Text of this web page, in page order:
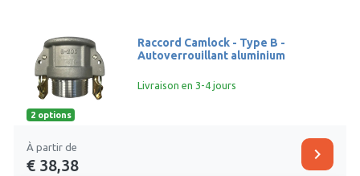
2 options
Raccord Camlock - Type B -
Autoverrouillant aluminium
Livraison en 3-4 jours
À partir de
€ 38,38
chevron_right